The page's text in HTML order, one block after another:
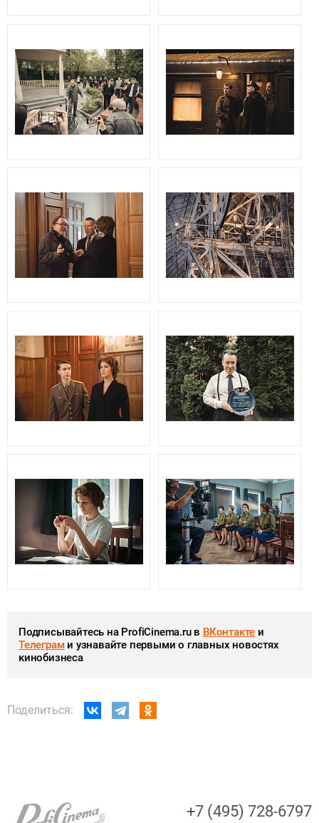
Подписывайтесь на ProfiCinema.ru в ВКонтакте и
Телеграми узнавайте первыми о главных новостях
кинобизнеса
Поделиться:
+7 (495) 728-6797